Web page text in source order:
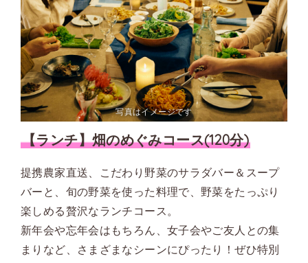
写真はイメージです
【ランチ】畑のめぐみコース(120分)
提携農家直送、こだわり野菜のサラダバー＆スープ
バーと、旬の野菜を使った料理で、野菜をたっぷり
楽しめる贅沢なランチコース。
新年会や忘年会はもちろん、女子会やご友人との集
まりなど、さまざまなシーンにぴったり！ぜひ特別